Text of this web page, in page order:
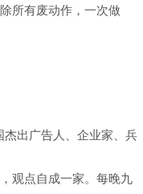
所有废动作，一次做
出广告人、企业家、兵
观点自成一家。每晚九